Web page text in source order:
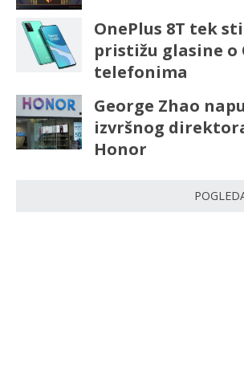
OnePlus 8T tek
pristižu glasine o
telefonima
George Zhao
izvršnog
Honor